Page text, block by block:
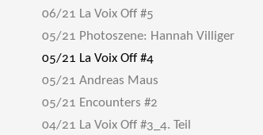
06/21 La Voix Off #5
05/21 Photoszene: Hannah Villiger
05/21 La Voix Off #4
05/21 Andreas Maus
05/21 Encounters #2
04/21 La Voix Off #3_4. Teil